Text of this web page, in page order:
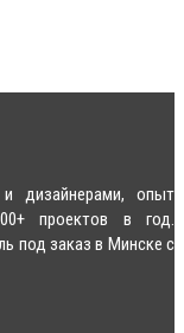
дизайнерами, опыт
проектов в год.
под заказ в Минске с